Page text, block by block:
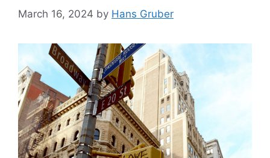
March 16, 2024 by Hans Gruber